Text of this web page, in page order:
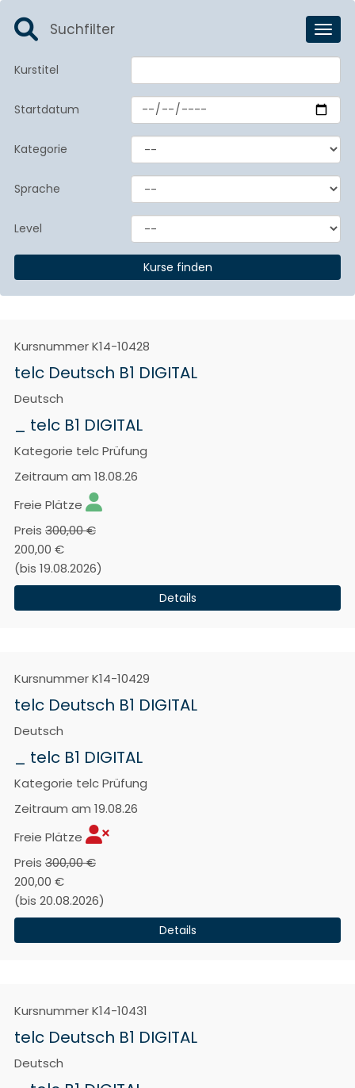
Suchfilter
Kurstitel
Startdatum
Kategorie
Sprache
Level
KursnummerK14-10428
telc Deutsch B1 DIGITAL
Deutsch
_ telc B1 DIGITAL
Kategorie telc Prüfung
Zeitraum am 18.08.26
Freie Plätze
Preis 300,00 €
200,00 €
(bis 19.08.2026)
Details
KursnummerK14-10429
telc Deutsch B1 DIGITAL
Deutsch
_ telc B1 DIGITAL
Kategorie telc Prüfung
Zeitraum am 19.08.26
Freie Plätze
Preis 300,00 €
200,00 €
(bis 20.08.2026)
Details
KursnummerK14-10431
telc Deutsch B1 DIGITAL
Deutsch